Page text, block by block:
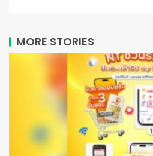
MORE STORIES